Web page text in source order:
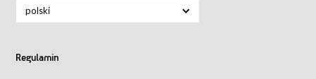
polski
Regulamin